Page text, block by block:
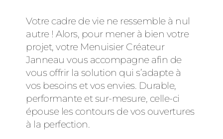
Votre cadre de vie ne ressemble à nul
autre ! Alors, pour mener à bien votre
projet, votre Menuisier Créateur
Janneau vous accompagne afin de
vous offrir la solution qui s’adapte à
vos besoins et vos envies. Durable,
performante et sur-mesure, celle-ci
épouse les contours de vos ouvertures
à la perfection.